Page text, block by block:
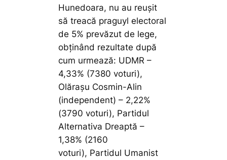
Hunedoara, nu au reușit
să treacă praguyl electoral
de 5% prevăzut de lege,
obținând rezultate după
cum urmează: UDMR –
4,33% (7380 voturi),
Olărașu Cosmin-Alin
(independent) – 2,22%
(3790 voturi), Partidul
Alternativa Dreaptă –
1,38% (2160
voturi), Partidul Umanist